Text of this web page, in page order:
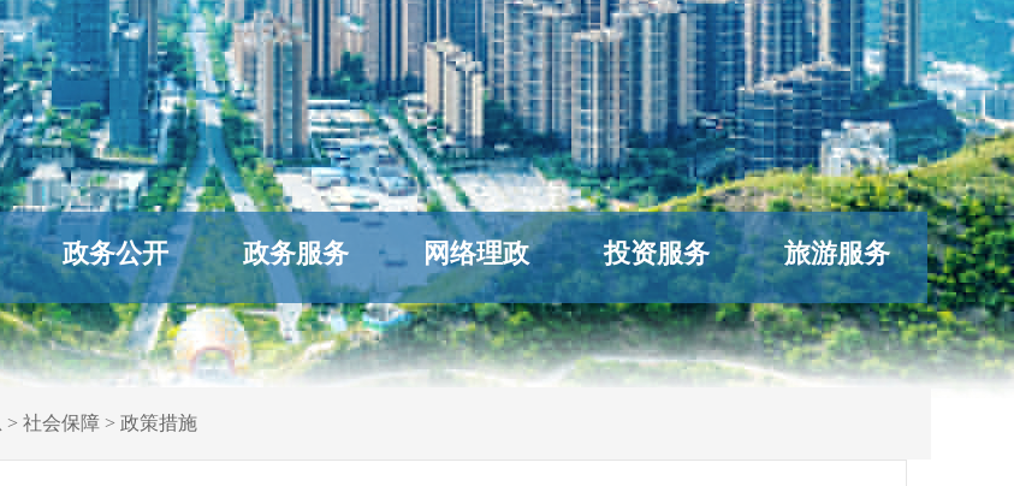
政务公开 政务服务 网络理政 投资服务 旅游服务
> 社会保障> 政策措施